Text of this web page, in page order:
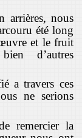
arrières, nous
été long
et le fruit
d’autres
a travers ces
ne serions
remercier la